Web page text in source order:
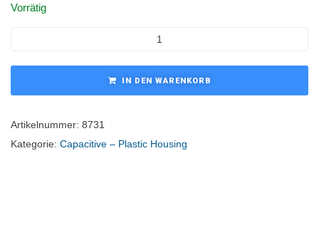
Vorrätig
IN DEN WARENKORB
Artikelnummer: 8731
Kategorie: Capacitive – Plastic Housing